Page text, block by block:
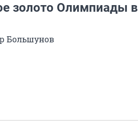
золото Олимпиады в
Большунов